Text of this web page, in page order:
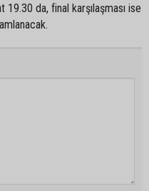
19.30 da, final karşılaşması ise